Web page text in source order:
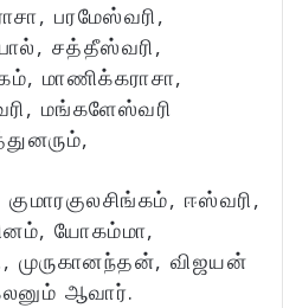
பரமேஸ்வரி,
சத்தீஸ்வரி,
மாணிக்கராசா,
மங்களேஸ்வரி
ஈஸ்வரி,
யோகம்மா,
முருகானந்தன், விஜயன்
ஆவார்.